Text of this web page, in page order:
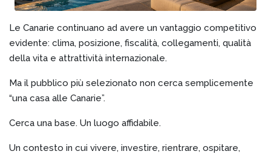
Le Canarie continuano ad avere un vantaggio competitivo
evidente: clima, posizione, fiscalità, collegamenti, qualità
della vita e attrattività internazionale.
Ma il pubblico più selezionato non cerca semplicemente
“una casa alle Canarie”.
Cerca una base. Un luogo affidabile.
Un contesto in cui vivere, investire, rientrare, ospitare,